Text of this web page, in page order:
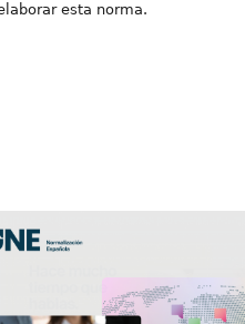
esta norma.